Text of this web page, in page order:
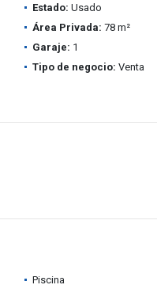
Estado: Usado
Área Privada: 78 m²
Garaje: 1
Tipo de negocio: Venta
Piscina